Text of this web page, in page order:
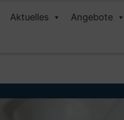
Aktuelles Angebote